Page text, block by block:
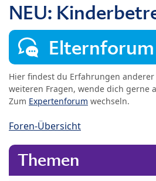
NEU:
Elternforum
Hier findest du Erfahrungen anderer
weiteren Fragen, wende dich gerne
Zum Expertenforum wechseln.
Foren-Übersicht
Themen